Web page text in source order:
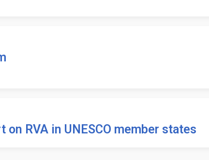
on RVA in UNESCO member states